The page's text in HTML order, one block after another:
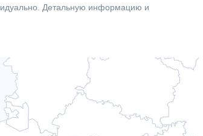
Насосы
Детальную информацию и